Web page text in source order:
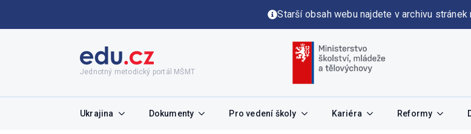
Starší obsah webu najdete v archivu stránek
Jednotný metodický portál MŠMT
Ukrajina Dokumenty Pro vedení školy Kariéra Reformy